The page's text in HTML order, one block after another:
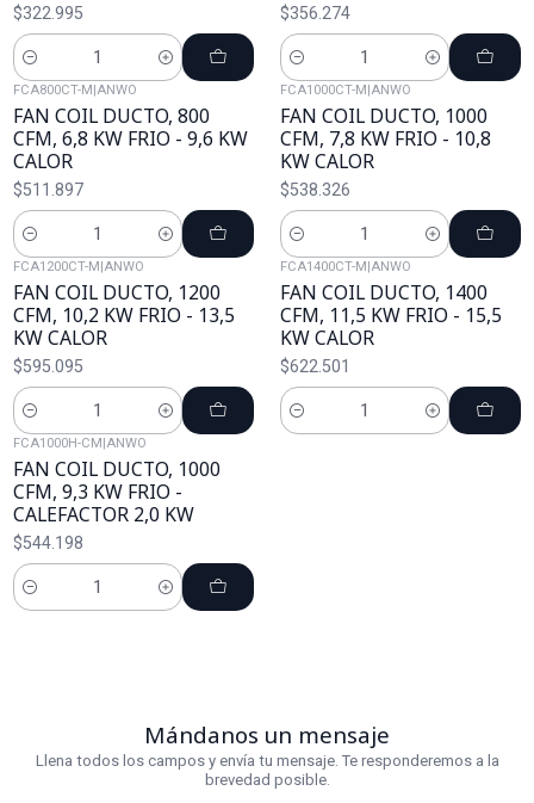
$322.995
Cantidad
$356.274
Cantidad
FCA800CT-M|ANWO
FAN COIL DUCTO, 800
CFM, 6,8 KW FRIO - 9,6 KW
CALOR
$511.897
Cantidad
FCA1000CT-M|ANWO
FAN COIL DUCTO, 1000
CFM, 7,8 KW FRIO - 10,8
KW CALOR
$538.326
Cantidad
FCA1200CT-M|ANWO
FAN COIL DUCTO, 1200
CFM, 10,2 KW FRIO - 13,5
KW CALOR
$595.095
Cantidad
FCA1400CT-M|ANWO
FAN COIL DUCTO, 1400
CFM, 11,5 KW FRIO - 15,5
KW CALOR
$622.501
Cantidad
FCA1000H-CM|ANWO
FAN COIL DUCTO, 1000
CFM, 9,3 KW FRIO -
CALEFACTOR 2,0 KW
$544.198
Cantidad
Mándanos un mensaje
Llena todos los campos y envía tu mensaje. Te responderemos a la
brevedad posible.